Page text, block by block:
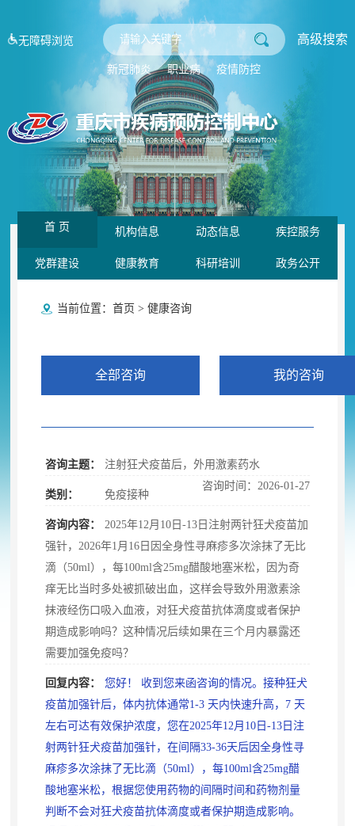
无障碍浏览 高级搜索
新冠肺炎 职业病 疫情防控
首 页 机构信息 动态信息 疾控服务
党群建设 健康教育 科研培训 政务公开
当前位置： 首页 > 健康咨询
全部咨询 我的咨询
咨询主题： 注射狂犬疫苗后， 外用激素药水
咨询时间：2026-01-27
类别： 免疫接种
咨询内容：
2025年12月10日-13日注射两针狂犬疫苗加
强针， 2026年1月16日因全身性寻麻疹多次涂抹了无比
滴（50ml），每100ml含25mg醋酸地塞米松，
因为奇
痒无比当时多处被抓破出血，这样会导致外用激素涂
抹液经伤口吸入血液， 对狂犬疫苗抗体滴度或者保护
期造成影响吗？这种情况后续如果在三个月内暴露还
需要加强免疫吗？
回复内容： 您好！ 收到您来函咨询的情况。 接种狂犬
疫苗加强针后，体内抗体通常1-3 天内快速升高 ， 7 天
左右可达有效保护浓度，您在2025年12月10日-13日注
射两针狂犬疫苗加强针， 在间隔33-36天后因全身性寻
麻疹多次涂抹了无比滴（50ml），每100ml含25mg醋
酸地塞米松， 根据您使用药物的间隔时间和药物剂量
判断不会对狂犬疫苗抗体滴度或者保护期造成影响。